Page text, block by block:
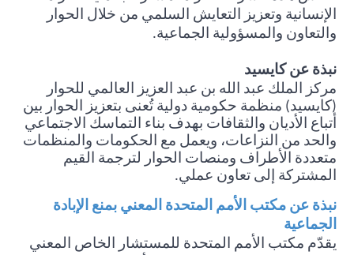
الإنسانية وتعزيز التعايش السلمي من خلال الحوار
والتعاون والمسؤولية الجماعية.
نبذة عن كايسيد
مركز الملك عبد الله بن عبد العزيز العالمي للحوار
(كايسيد) منظمة حكومية دولية تُعنى بتعزيز الحوار بين
أتباع الأديان والثقافات بهدف بناء التماسك الاجتماعي
والحد من النزاعات، ويعمل مع الحكومات والمنظمات
متعددة الأطراف ومنصات الحوار لترجمة القيم
المشتركة إلى تعاون عملي.
نبذة عن مكتب الأمم المتحدة المعني بمنع الإبادة
الجماعية
يقدّم مكتب الأمم المتحدة للمستشار الخاص المعني